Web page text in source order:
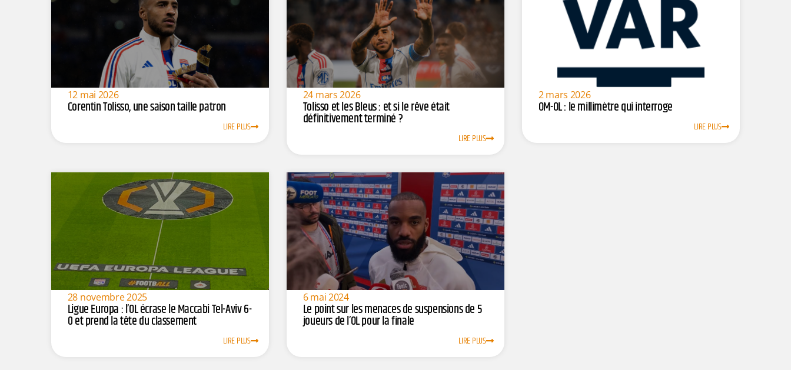
12 mai 2026
Corentin Tolisso, une saison taille patron
LIRE PLUS
24 mars 2026
Tolisso et les Bleus : et si le rêve était
définitivement terminé ?
LIRE PLUS
2 mars 2026
OM-OL : le millimètre qui interroge
LIRE PLUS
28 novembre 2025
Ligue Europa : l’OL écrase le Maccabi Tel-Aviv 6-
0 et prend la tête du classement
LIRE PLUS
6 mai 2024
Le point sur les menaces de suspensions de 5
joueurs de l’OL pour la finale
LIRE PLUS